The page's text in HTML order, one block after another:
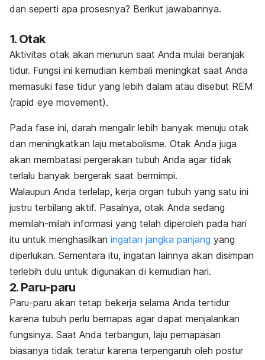
dan seperti apa prosesnya? Berikut jawabannya.
1. Otak
Aktivitas otak akan menurun saat Anda mulai beranjak
tidur. Fungsi ini kemudian kembali meningkat saat Anda
memasuki fase tidur yang lebih dalam atau disebut REM
(rapid eye movement).
Pada fase ini, darah mengalir lebih banyak menuju otak
dan meningkatkan laju metabolisme. Otak Anda juga
akan membatasi pergerakan tubuh Anda agar tidak
terlalu banyak bergerak saat bermimpi.
Walaupun Anda terlelap, kerja organ tubuh yang satu ini
justru terbilang aktif. Pasalnya, otak Anda sedang
memilah-milah informasi yang telah diperoleh pada hari
itu untuk menghasilkan ingatan jangka panjang yang
diperlukan. Sementara itu, ingatan lainnya akan disimpan
terlebih dulu untuk digunakan di kemudian hari.
2. Paru-paru
Paru-paru akan tetap bekerja selama Anda tertidur
karena tubuh perlu bernapas agar dapat menjalankan
fungsinya. Saat Anda terbangun, laju pernapasan
biasanya tidak teratur karena terpengaruh oleh postur